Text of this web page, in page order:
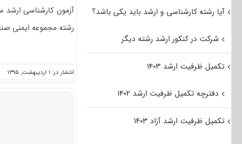
رشته مجموعه ایمنی
انتشار در: ۱ اردیبهشت, ۱۳۹۵
آیا رشته کارشناسی و ارشد باید یکی باشد؟
شرکت در کنکور ارشد رشته دیگر
تکمیل ظرفیت ارشد ۱۴۰۳
دفترچه تکمیل ظرفیت ارشد ۱۴۰۲
تکمیل ظرفیت ارشد آزاد ۱۴۰۳